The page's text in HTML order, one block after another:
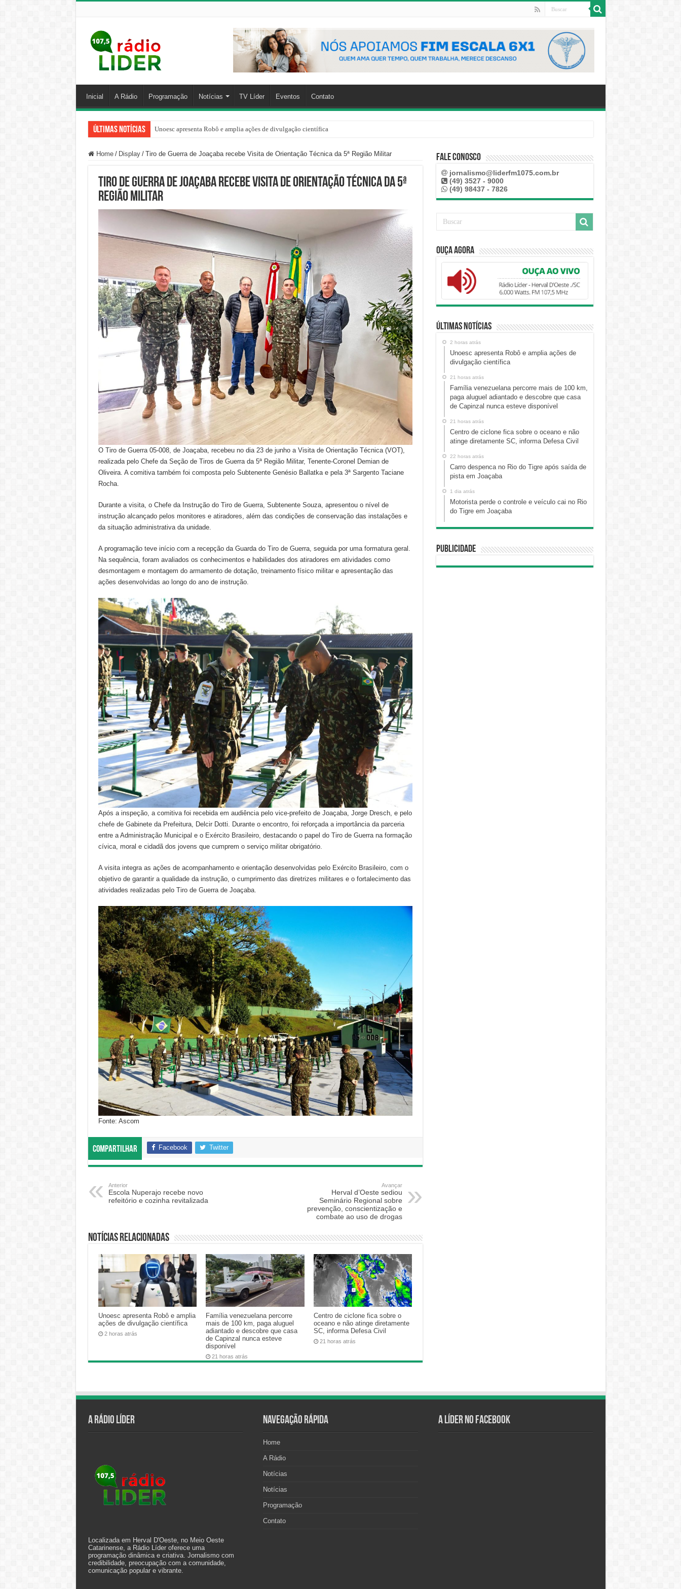
Inicial A Rádio Programação Notícias TV Líder Eventos Contato
Últimas Notícias Unoesc apresenta Robô e amplia ações de divulgação científica
Família venezuelana percorre mais de 100 km, paga aluguel adiantado e descobre que casa de Capinzal nunca esteve disponível
Home / Display / Tiro de Guerra de Joaçaba recebe Visita de Orientação Técnica da 5ª Região Militar
Tiro de Guerra de Joaçaba recebe Visita de Orientação Técnica da 5ª
Região Militar
O Tiro de Guerra 05-008, de Joaçaba, recebeu no dia 23 de junho a Visita de Orientação Técnica (VOT),
realizada pelo Chefe da Seção de Tiros de Guerra da 5ª Região Militar, Tenente-Coronel Demian de
Oliveira. A comitiva também foi composta pelo Subtenente Genésio Ballatka e pela 3ª Sargento Taciane
Rocha.
Durante a visita, o Chefe da Instrução do Tiro de Guerra, Subtenente Souza, apresentou o nível de
instrução alcançado pelos monitores e atiradores, além das condições de conservação das instalações e
da situação administrativa da unidade.
A programação teve início com a recepção da Guarda do Tiro de Guerra, seguida por uma formatura geral.
Na sequência, foram avaliados os conhecimentos e habilidades dos atiradores em atividades como
desmontagem e montagem do armamento de dotação, treinamento físico militar e apresentação das
ações desenvolvidas ao longo do ano de instrução.
Após a inspeção, a comitiva foi recebida em audiência pelo vice-prefeito de Joaçaba, Jorge Dresch, e pelo
chefe de Gabinete da Prefeitura, Delcir Dotti. Durante o encontro, foi reforçada a importância da parceria
entre a Administração Municipal e o Exército Brasileiro, destacando o papel do Tiro de Guerra na formação
cívica, moral e cidadã dos jovens que cumprem o serviço militar obrigatório.
A visita integra as ações de acompanhamento e orientação desenvolvidas pelo Exército Brasileiro, com o
objetivo de garantir a qualidade da instrução, o cumprimento das diretrizes militares e o fortalecimento das
atividades realizadas pelo Tiro de Guerra de Joaçaba.
Fonte: Ascom
Compartilhar Facebook Twitter
Anterior
Escola Nuperajo recebe novo
refeitório e cozinha revitalizada
Avançar
Herval d’Oeste sediou
Seminário Regional sobre
prevenção, conscientização e
combate ao uso de drogas
Notícias relacionadas
Unoesc apresenta Robô e amplia
ações de divulgação científica
2 horas atrás
Família venezuelana percorre
mais de 100 km, paga aluguel
adiantado e descobre que casa
de Capinzal nunca esteve
disponível
21 horas atrás
Centro de ciclone fica sobre o
oceano e não atinge diretamente
SC, informa Defesa Civil
21 horas atrás
Fale Conosco
jornalismo@liderfm1075.com.br
(49) 3527 - 9000
(49) 98437 - 7826
Ouça Agora
Últimas Notícias
2 horas atrás
Unoesc apresenta Robô e amplia ações de
divulgação científica
21 horas atrás
Família venezuelana percorre mais de 100 km,
paga aluguel adiantado e descobre que casa
de Capinzal nunca esteve disponível
21 horas atrás
Centro de ciclone fica sobre o oceano e não
atinge diretamente SC, informa Defesa Civil
22 horas atrás
Carro despenca no Rio do Tigre após saída de
pista em Joaçaba
1 dia atrás
Motorista perde o controle e veículo cai no Rio
do Tigre em Joaçaba
Publicidade
A Rádio Líder
Localizada em Herval D'Oeste, no Meio Oeste
Catarinense, a Rádio Líder oferece uma
programação dinâmica e criativa. Jornalismo com
credibilidade, preocupação com a comunidade,
comunicação popular e vibrante.
Navegação Rápida
Home
A Rádio
Notícias
Notícias
Programação
Contato
A Líder no Facebook